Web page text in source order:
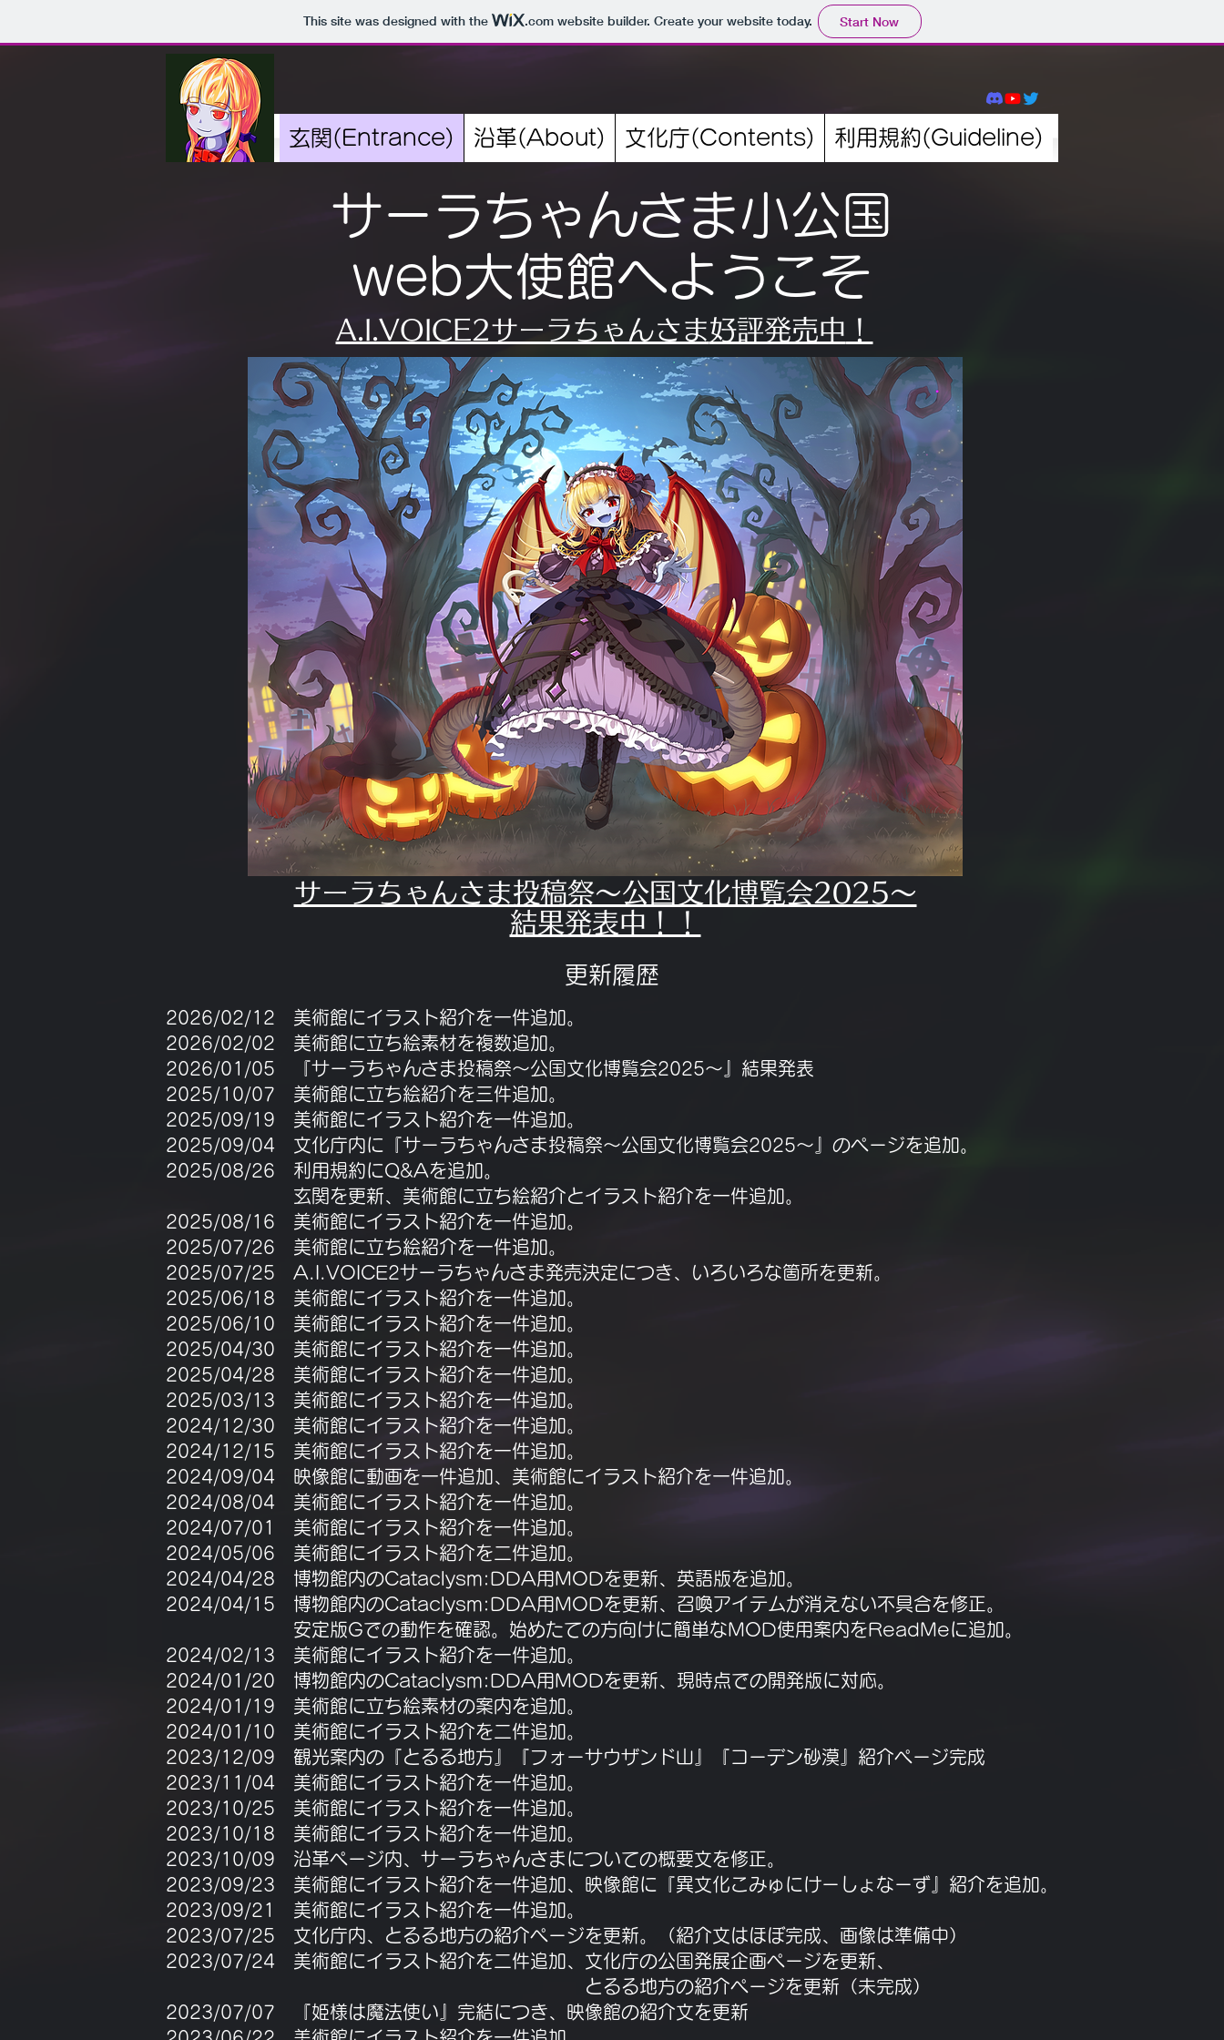
This site was designed with the .comwebsite builder. Create your website today. Start Now
玄関(Entrance) 沿革(About) 文化庁(Contents) 利用規約(Guideline)
サーラちゃんさま小公国
web大使館へようこそ
A.I.VOICE2サーラちゃんさま​好評発売中 ！
​サーラちゃんさま投稿祭～公国文化博覧会2025～
結果発表中！！
更新履歴
2026/02/12 美術館にイラスト紹介を一件追加。
2026/02/02 美術館に立ち絵素材を複数追加。
2026/01/05 『サーラちゃんさま投稿祭～公国文化博覧会2025～』結果発表
2025/10/07 美術館に立ち絵紹介を三件追加。
2025/09/19 美術館にイラスト紹介を一件追加。
2025/09/04 文化庁内に『サーラちゃんさま投稿祭～公国文化博覧会2025～』のページを追加。
2025/08/26 利用規約にQ&Aを追加。
玄関を更新、美術館に立ち絵紹介とイラスト紹介を一件追加。
2025/08/16 美術館にイラスト紹介を一件追加。
2025/07/26 美術館に立ち絵紹介を一件追加。
​2025/07/25 A.I.VOICE2サーラちゃんさま発売決定につき、いろいろな箇所を更新。
2025/06/18 美術館にイラスト紹介を一件追加。
2025/06/10 美術館にイラスト紹介を一件追加。
2025/04/30 美術館にイラスト紹介を一件追加。
2025/04/28 美術館にイラスト紹介を一件追加。
2025/03/13 美術館にイラスト紹介を一件追加。
2024/12/30 美術館にイラスト紹介を一件追加。
2024/12/15 美術館にイラスト紹介を一件追加。
2024/09/04 映像館に動画を一件追加、美術館にイラスト紹介を一件追加。
2024/08/04 美術館にイラスト紹介を一件追加。
2024/07/01 美術館にイラスト紹介を一件追加。
2024/05/06 美術館にイラスト紹介を二件追加。
2024/04/28 博物館内のCataclysm:DDA用MODを更新、英語版を追加。
2024/04/15 博物館内のCataclysm:DDA用MODを更新、召喚アイテムが消えない不具合を修正。
安定版Gでの動作を確認。始めたての方向けに簡単なMOD使用案内をReadMeに追加。
2024/02/13 美術館にイラスト紹介を一件追加。
2024/01/20 博物館内のCataclysm:DDA用MODを更新、現時点での開発版に対応。
​2024/01/19 美術館に立ち絵素材の案内を追加。
​2024/01/10 美術館にイラスト紹介を二件追加。
2023/12/09 観光案内の『とるる地方』『フォーサウザンド山』『コーデン砂漠』紹介ページ完成
​2023/11/04 美術館にイラスト紹介を一件追加。
​2023/10/25 美術館にイラスト紹介を一件追加。
2023/10/18 美術館にイラスト紹介を一件追加。
2023/10/09 沿革ページ内、サーラちゃんさまについての概要文を修正。
​2023/09/23 美術館にイラスト紹介を一件追加、映像館に『異文化こみゅにけーしょなーず』紹介を追加。
​2023/09/21 美術館にイラスト紹介を一件追加。
2023/07/25 文化庁内、とるる地方の紹介ページを更新。（紹介文はほぼ完成、画像は準備中）
2023/07/24 美術館にイラスト紹介を二件追加、文化庁の公国発展企画ページを更新、
とるる地方の紹介ページを更新（未完成）
​2023/07/07 『姫様は魔法使い』完結につき、映像館の紹介文を更新